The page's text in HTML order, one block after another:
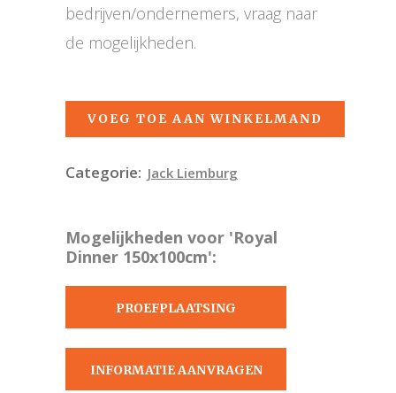
bedrijven/ondernemers, vraag naar
de mogelijkheden.
VOEG TOE AAN WINKELMAND
Categorie: Jack Liemburg
Mogelijkheden voor 'Royal
Dinner 150x100cm':
PROEFPLAATSING
INFORMATIE AANVRAGEN